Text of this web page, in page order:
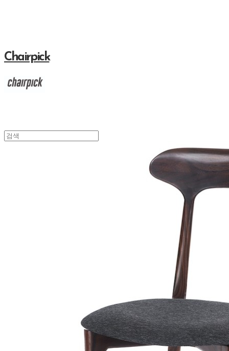
Chairpick